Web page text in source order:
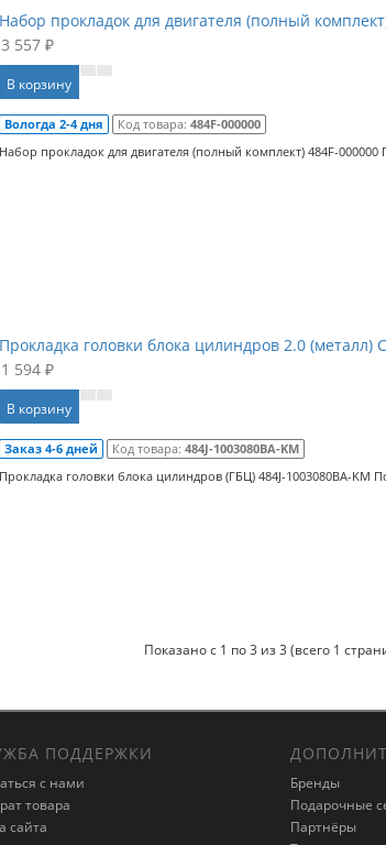
Набор прокладок для двигателя (полный
3 557 ₽
В корзину
Вологда 2-4 дня Код товара: 484F-000000
Набор прокладок для двигателя (полный комплект) 484F-
Прокладка головки блока цилиндров 2.0 (металл)
1 594 ₽
В корзину
Заказ 4-6 дней Код товара: 484J-1003080BA-KM
Прокладка головки блока цилиндров (ГБЦ) 484J-1003080BA-KM
Показано с 1 по 3 из 3 (всего 1
ПОДДЕРЖКИ
с нами
товара
сайта
Бренды
Подарочные
Партнёры